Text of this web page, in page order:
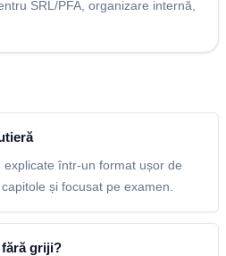
SRL/PFA, organizare internă,
explicate într-un format ușor de
și focusat pe examen.
griji?